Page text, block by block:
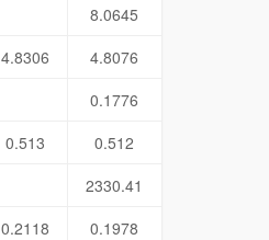
8.0645
4.8306
4.8076
0.1776
0.513
0.512
2330.41
0.2118
0.1978